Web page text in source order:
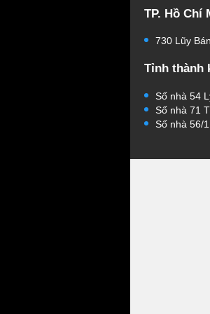
TP. Hồ Chí
730 Lũy
Tỉnh thành
Số nhà 54
Số nhà 71
Số nhà 56/